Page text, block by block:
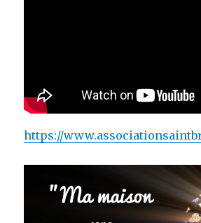
https://